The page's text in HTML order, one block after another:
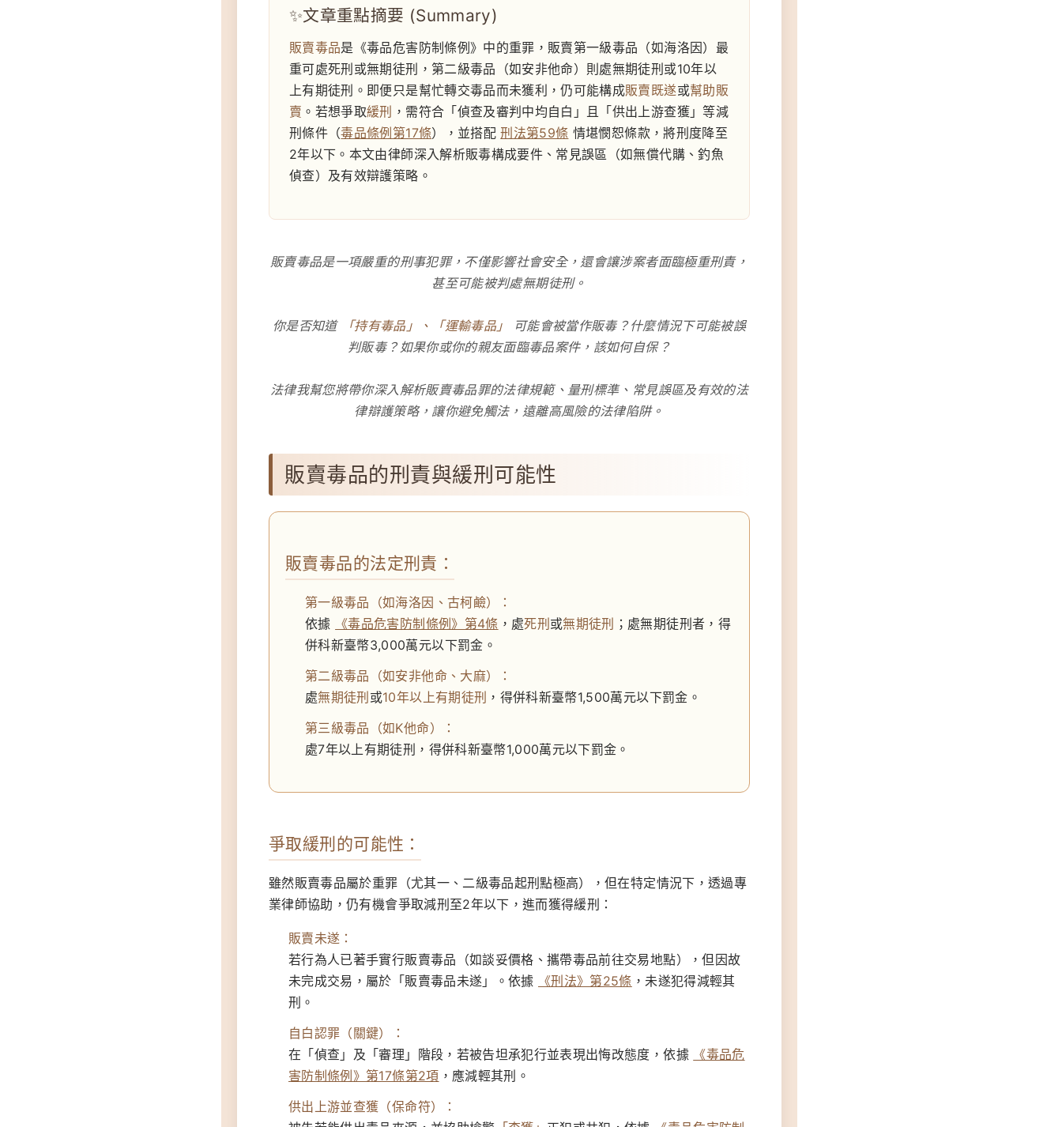
文章重點摘要 (Summary)
販賣毒品是《毒品危害防制條例》中的重罪，販賣第一級毒品（如海洛因）最
重可處死刑或無期徒刑，第二級毒品（如安非他命）則處無期徒刑或10年以
上有期徒刑。即便只是幫忙轉交毒品而未獲利，仍可能構成販賣既遂或幫助販
賣 。若想爭取緩刑 ，需符合「偵查及審判中均自白」且「供出上游查獲」等減
刑條件（毒品條例第17條），並搭配刑法第59條 情堪憫恕條款，將刑度降至
2年以下。本文由律師深入解析販毒構成要件、常見誤區（如無償代購、釣魚
偵查）及有效辯護策略。
販賣毒品是一項嚴重的刑事犯罪，不僅影響社會安全，還會讓涉案者面臨極重刑責，
甚至可能被判處無期徒刑。
你是否知道 「持有毒品」、「運輸毒品」
可能會被當作販毒？什麼情況下可能被誤
判販毒？如果你或你的親友面臨毒品案件，該如何自保？
法律我幫您將帶你深入解析販賣毒品罪的法律規範、量刑標準、常見誤區及有效的法
律辯護策略，讓你避免觸法，遠離高風險的法律陷阱。
販賣毒品的刑責與緩刑可能性
販賣毒品的法定刑責：
第一級毒品（如海洛因、古柯鹼）：
依據
《毒品危害防制條例》第4條 ，處死刑 或無期徒刑 ；處無期徒刑者，得
併科新臺幣3,000萬元以下罰金。
第二級毒品（如安非他命、大麻）：
處無期徒刑 或10年以上有期徒刑 ，得併科新臺幣1,500萬元以下罰金。
第三級毒品（如K他命）：
處7年以上有期徒刑，得併科新臺幣1,000萬元以下罰金。
爭取緩刑的可能性：
雖然販賣毒品屬於重罪（尤其一、二級毒品起刑點極高），但在特定情況下，透過專
業律師協助，仍有機會爭取減刑至2年以下，進而獲得緩刑：
販賣未遂：
若行為人已著手實行販賣毒品（如談妥價格、攜帶毒品前往交易地點），但因故
未完成交易，屬於「販賣毒品未遂」。依據
《刑法》第25條 ，未遂犯得減輕其
刑。
自白認罪（關鍵）：
在「偵查」及「審理」階段，若被告坦承犯行並表現出悔改態度，依據
《毒品危
害防制條例》第17條第2項 ，應減輕其刑。
供出上游並查獲（保命符）：